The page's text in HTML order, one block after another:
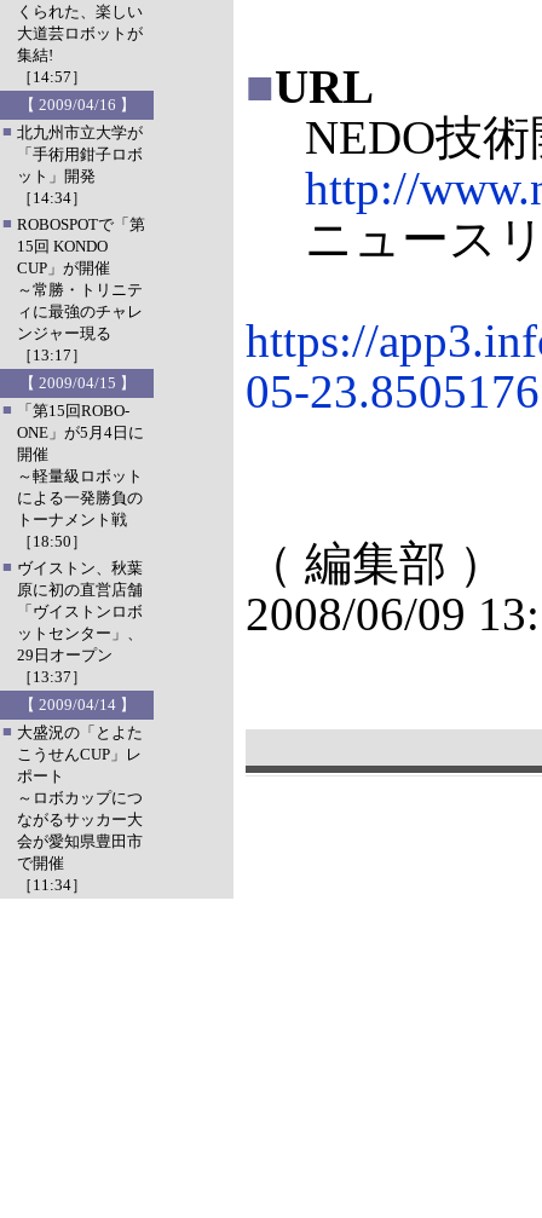
くられた、楽しい
大道芸ロボットが
集結!
［14:57］
【 2009/04/16 】
■ 北九州市立大学が
「手術用鉗子ロボ
ット」開発
［14:34］
■ ROBOSPOTで「第
15回 KONDO
CUP」が開催
～常勝・トリニテ
ィに最強のチャレ
ンジャー現る
［13:17］
【 2009/04/15 】
■
「第15回ROBO-
ONE」が5月4日に
開催
～軽量級ロボット
による一発勝負の
トーナメント戦
［18:50］
■ ヴイストン、秋葉
原に初の直営店舗
「ヴイストンロボ
ットセンター」、
29日オープン
［13:37］
【 2009/04/14 】
■ 大盛況の「とよた
こうせんCUP」レ
ポート
～ロボカップにつ
ながるサッカー大
会が愛知県豊田市
で開催
［11:34］
■URL
NEDO技術
http://
ニュース
https://
05-
（ 編集部 ）
2008/06/09